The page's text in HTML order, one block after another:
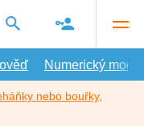
Numerický model
nebo bouřky,